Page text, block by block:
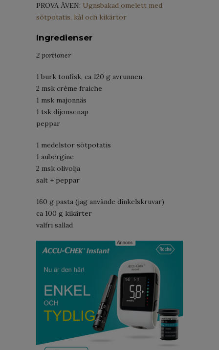
PROVA ÄVEN: Ugnsbakad omelett med
sötpotatis, kål och kikärtor
Ingredienser
2 portioner
1 burk tonfisk, ca 120 g avrunnen
2 msk crème fraiche
1 msk majonnäs
1 tsk dijonsenap
peppar
1 medelstor sötpotatis
1 aubergine
2 msk olivolja
salt + peppar
160 g pasta (jag använde dinkelskruvar)
ca 100 g kikärter
valfri sallad